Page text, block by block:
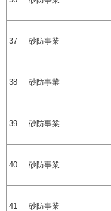
37 砂防事業
38 砂防事業
39 砂防事業
40 砂防事業
41 砂防事業